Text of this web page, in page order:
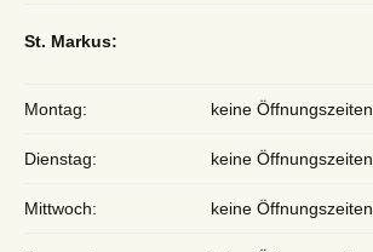
St. Markus:
Montag: keine Öffnungszeiten
Dienstag: keine Öffnungszeiten
Mittwoch: keine Öffnungszeiten